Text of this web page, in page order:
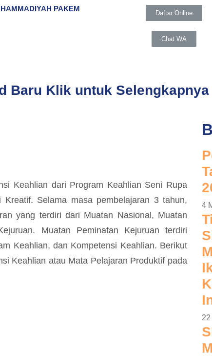
PAKEM
Daftar Online
Chat WA
Baru Klik untuk Selengkapnya
Pusat Keunggulan oleh Kemendikbudristek dengan 6
Keahlian dari Program Keahlian Seni Rupa
Selama masa pembelajaran 3 tahun,
yang terdiri dari Muatan Nasional, Muatan
Muatan Peminatan Kejuruan terdiri
Keahlian, dan Kompetensi Keahlian. Berikut
Keahlian atau Mata Pelajaran Produktif pada
4